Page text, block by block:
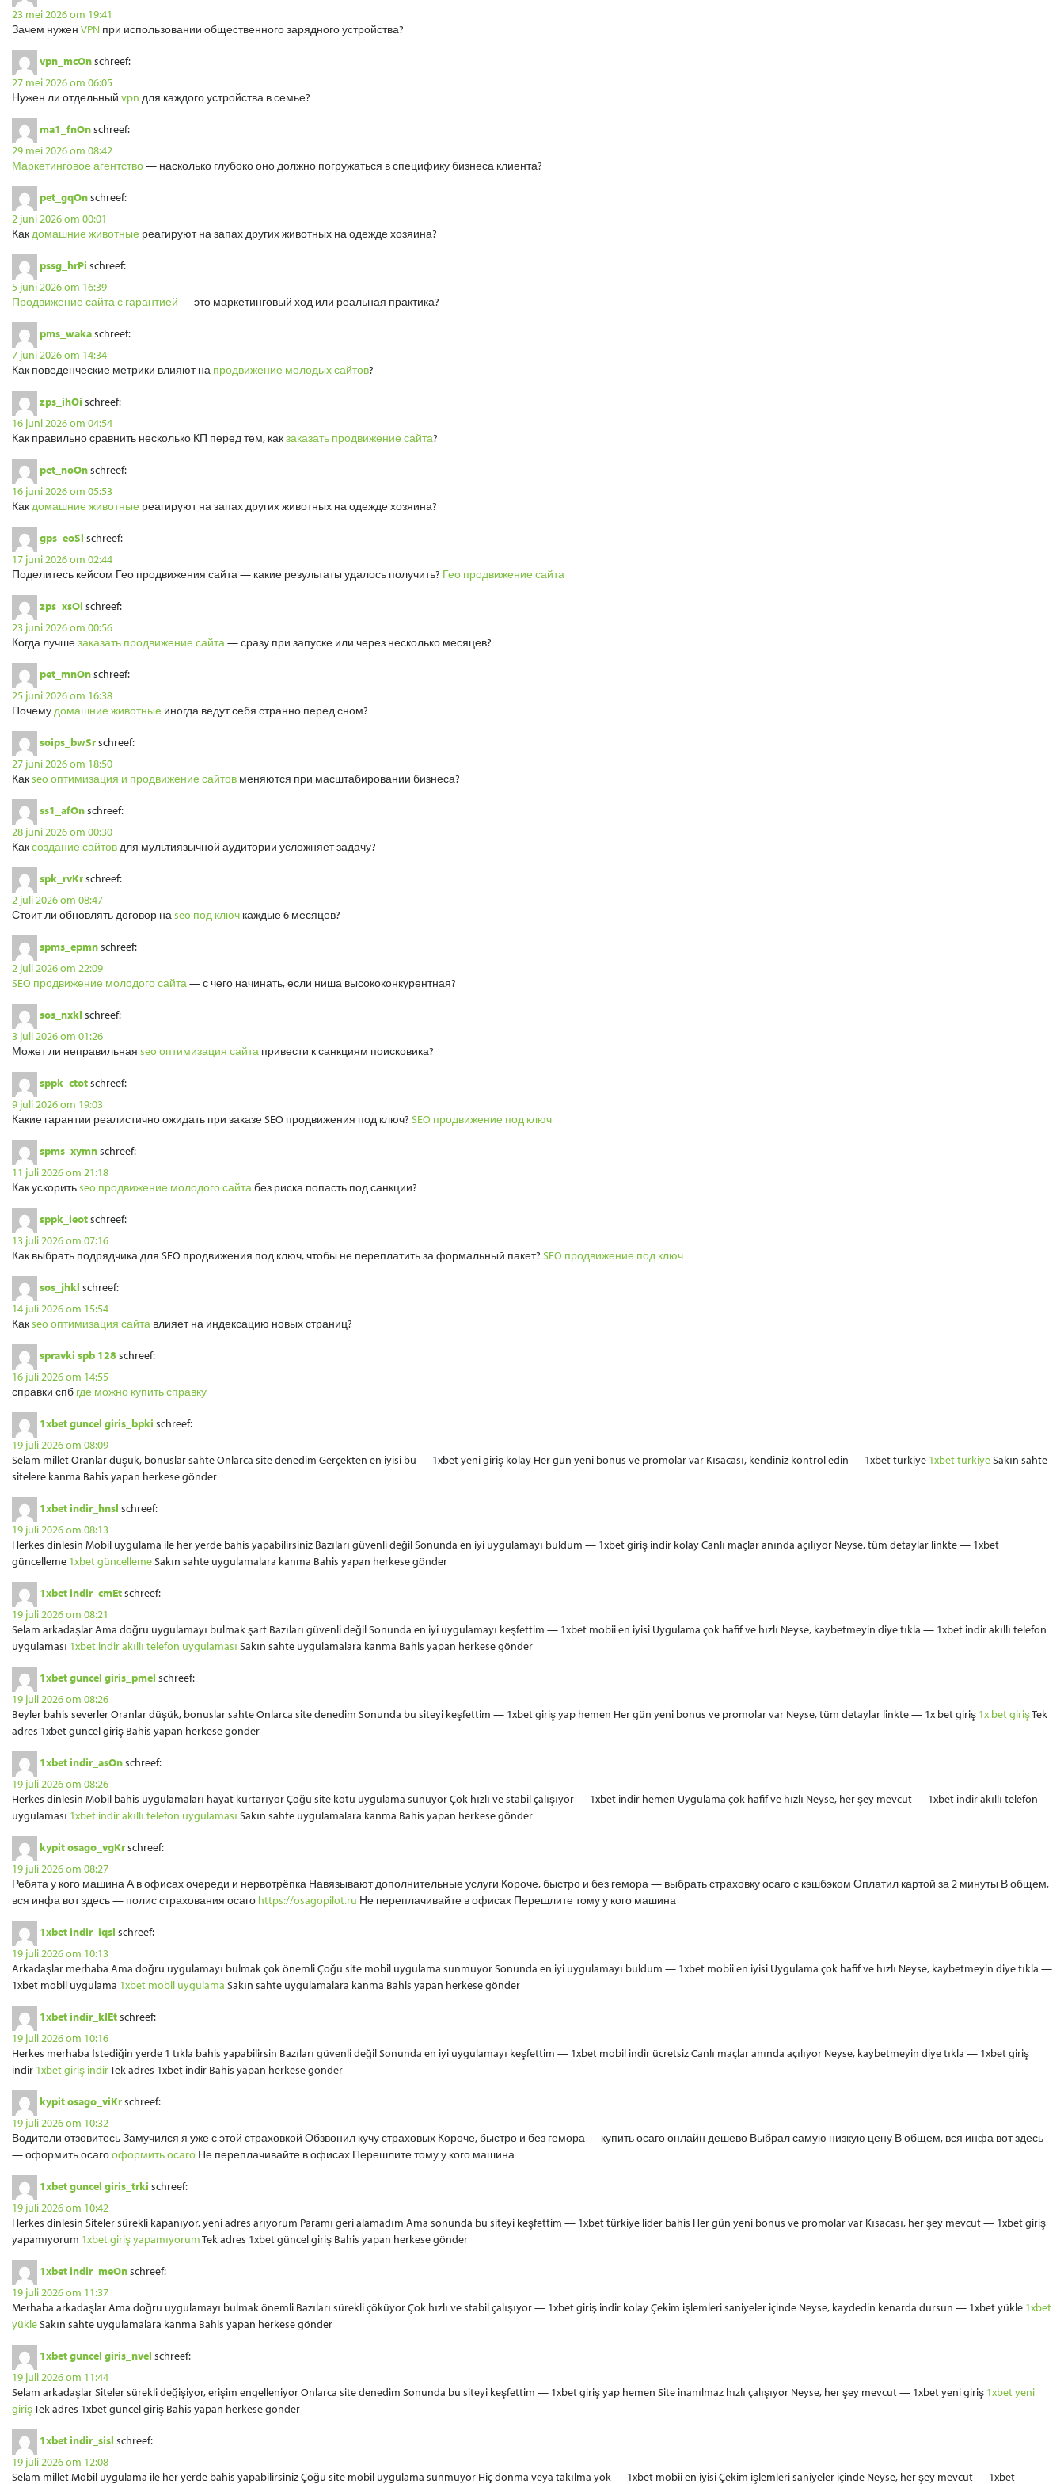
23 mei 2026 om 19:41
Зачем нужен VPN при использовании общественного зарядного устройства?
vpn_mcOnschreef:
27 mei 2026 om 06:05
Нужен ли отдельный vpn для каждого устройства в семье?
ma1_fnOnschreef:
29 mei 2026 om 08:42
Маркетинговое агентство— насколько глубоко оно должно погружаться в специфику бизнеса клиента?
pet_gqOnschreef:
2 juni 2026 om 00:01
Какдомашние животные реагируют на запах других животных на одежде хозяина?
pssg_hrPi schreef:
5 juni 2026 om 16:39
Продвижение сайта с гарантией — это маркетинговый ход или реальная практика?
pms_wakaschreef:
7 juni 2026 om 14:34
Как поведенческие метрики влияют на продвижение молодых сайтов?
zps_ihOi schreef:
16 juni 2026 om 04:54
Как правильно сравнить несколько КП перед тем, какзаказать продвижение сайта?
pet_noOnschreef:
16 juni 2026 om 05:53
Какдомашние животные реагируют на запах других животных на одежде хозяина?
gps_eoSl schreef:
17 juni 2026 om 02:44
Поделитесь кейсом Гео продвижения сайта — какие результаты удалось получить? Гео продвижение сайта
zps_xsOi schreef:
23 juni 2026 om 00:56
Когда лучшезаказать продвижение сайта— сразу при запуске или через несколько месяцев?
pet_mnOnschreef:
25 juni 2026 om 16:38
Почемудомашние животные иногда ведут себя странно перед сном?
soips_bwSrschreef:
27 juni 2026 om 18:50
Какseo оптимизация и продвижение сайтов меняются при масштабировании бизнеса?
ss1_afOnschreef:
28 juni 2026 om 00:30
Каксоздание сайтовдля мультиязычной аудитории усложняет задачу?
spk_rvKrschreef:
2 juli 2026 om 08:47
Стоит ли обновлять договор наseo под ключ каждые 6 месяцев?
spms_epmnschreef:
2 juli 2026 om 22:09
SEO продвижение молодого сайта— с чего начинать, если ниша высококонкурентная?
sos_nxkl schreef:
3 juli 2026 om 01:26
Может ли неправильная seo оптимизация сайта привести к санкциям поисковика?
sppk_ctotschreef:
9 juli 2026 om 19:03
Какие гарантии реалистично ожидать при заказе SEO продвижения под ключ? SEO продвижение под ключ
spms_xymnschreef:
11 juli 2026 om 21:18
Как ускоритьseo продвижение молодого сайтабез риска попасть под санкции?
sppk_ieotschreef:
13 juli 2026 om 07:16
Как выбрать подрядчика для SEO продвижения под ключ, чтобы не переплатить за формальный пакет? SEO продвижение под ключ
sos_jhkl schreef:
14 juli 2026 om 15:54
Какseo оптимизация сайта влияет на индексацию новых страниц?
spravki spb 128schreef:
16 juli 2026 om 14:55
справки спб где можно купить справку
1xbet guncel giris_bpki schreef:
19 juli 2026 om 08:09
Selam millet Oranlar düşük, bonuslar sahte Onlarca site denedim Gerçekten en iyisi bu — 1xbet yeni giriş kolay Her gün yeni bonus ve promolar var Kısacası, kendiniz kontrol edin — 1xbet türkiye 1xbet türkiyeSakın sahte
sitelere kanma Bahis yapan herkese gönder
1xbet indir_hnsl schreef:
19 juli 2026 om 08:13
Herkes dinlesin Mobil uygulama ile her yerde bahis yapabilirsiniz Bazıları güvenli değil Sonunda en iyi uygulamayı buldum — 1xbet giriş indir kolay Canlı maçlar anında açılıyor Neyse, tüm detaylar linkte — 1xbet
güncelleme 1xbet güncellemeSakın sahte uygulamalara kanma Bahis yapan herkese gönder
1xbet indir_cmEtschreef:
19 juli 2026 om 08:21
Selam arkadaşlar Ama doğru uygulamayı bulmak şart Bazıları güvenli değil Sonunda en iyi uygulamayı keşfettim — 1xbet mobii en iyisi Uygulama çok hafif ve hızlı Neyse, kaybetmeyin diye tıkla — 1xbet indir akıllı telefon
uygulaması 1xbet indir akıllı telefon uygulaması Sakın sahte uygulamalara kanma Bahis yapan herkese gönder
1xbet guncel giris_pmel schreef:
19 juli 2026 om 08:26
Beyler bahis severler Oranlar düşük, bonuslar sahte Onlarca site denedim Sonunda bu siteyi keşfettim — 1xbet giriş yap hemen Her gün yeni bonus ve promolar var Neyse, tüm detaylar linkte — 1x bet giriş 1x bet girişTek
adres 1xbet güncel giriş Bahis yapan herkese gönder
1xbet indir_asOnschreef:
19 juli 2026 om 08:26
Herkes dinlesin Mobil bahis uygulamaları hayat kurtarıyor Çoğu site kötü uygulama sunuyor Çok hızlı ve stabil çalışıyor — 1xbet indir hemen Uygulama çok hafif ve hızlı Neyse, her şey mevcut — 1xbet indir akıllı telefon
uygulaması 1xbet indir akıllı telefon uygulaması Sakın sahte uygulamalara kanma Bahis yapan herkese gönder
kypit osago_vgKrschreef:
19 juli 2026 om 08:27
Ребята у кого машина А в офисах очереди и нервотрёпка Навязывают дополнительные услуги Короче, быстро и без гемора — выбрать страховку осаго с кэшбэком Оплатил картой за 2 минуты В общем,
вся инфа вот здесь — полис страхования осаго https://osagopilot.ru Не переплачивайте в офисах Перешлите тому у кого машина
1xbet indir_iqsl schreef:
19 juli 2026 om 10:13
Arkadaşlar merhaba Ama doğru uygulamayı bulmak çok önemli Çoğu site mobil uygulama sunmuyor Sonunda en iyi uygulamayı buldum — 1xbet mobii en iyisi Uygulama çok hafif ve hızlı Neyse, kaybetmeyin diye tıkla —
1xbet mobil uygulama 1xbet mobil uygulama Sakın sahte uygulamalara kanma Bahis yapan herkese gönder
1xbet indir_klEtschreef:
19 juli 2026 om 10:16
Herkes merhaba İstediğin yerde 1 tıkla bahis yapabilirsin Bazıları güvenli değil Sonunda en iyi uygulamayı keşfettim — 1xbet mobil indir ücretsiz Canlı maçlar anında açılıyor Neyse, kaybetmeyin diye tıkla — 1xbet giriş
indir 1xbet giriş indirTek adres 1xbet indir Bahis yapan herkese gönder
kypit osago_viKrschreef:
19 juli 2026 om 10:32
Водители отзовитесь Замучился я уже с этой страховкой Обзвонил кучу страховых Короче, быстро и без гемора — купить осаго онлайн дешево Выбрал самую низкую цену В общем, вся инфа вот здесь
— оформить осагооформить осаго Не переплачивайте в офисах Перешлите тому у кого машина
1xbet guncel giris_trki schreef:
19 juli 2026 om 10:42
Herkes dinlesin Siteler sürekli kapanıyor, yeni adres arıyorum Paramı geri alamadım Ama sonunda bu siteyi keşfettim — 1xbet türkiye lider bahis Her gün yeni bonus ve promolar var Kısacası, her şey mevcut — 1xbet giriş
yapamıyorum 1xbet giriş yapamıyorumTek adres 1xbet güncel giriş Bahis yapan herkese gönder
1xbet indir_meOnschreef:
19 juli 2026 om 11:37
Merhaba arkadaşlar Ama doğru uygulamayı bulmak önemli Bazıları sürekli çöküyor Çok hızlı ve stabil çalışıyor — 1xbet giriş indir kolay Çekim işlemleri saniyeler içinde Neyse, kaydedin kenarda dursun — 1xbet yükle 1xbet
yükleSakın sahte uygulamalara kanma Bahis yapan herkese gönder
1xbet guncel giris_nvel schreef:
19 juli 2026 om 11:44
Selam arkadaşlar Siteler sürekli değişiyor, erişim engelleniyor Onlarca site denedim Sonunda bu siteyi keşfettim — 1xbet giriş yap hemen Site inanılmaz hızlı çalışıyor Neyse, her şey mevcut — 1xbet yeni giriş 1xbet yeni
girişTek adres 1xbet güncel giriş Bahis yapan herkese gönder
1xbet indir_sisl schreef:
19 juli 2026 om 12:08
Selam millet Mobil uygulama ile her yerde bahis yapabilirsiniz Çoğu site mobil uygulama sunmuyor Hiç donma veya takılma yok — 1xbet mobii en iyisi Çekim işlemleri saniyeler içinde Neyse, her şey mevcut — 1xbet